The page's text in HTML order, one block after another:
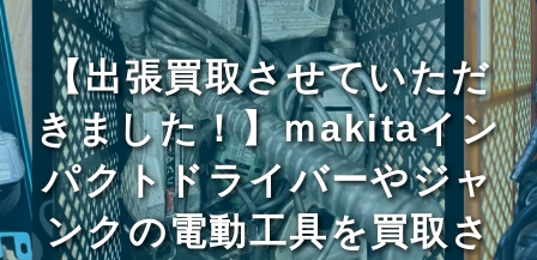
【出張買取させていただ
きました！】ｍakitaイン
パクトドライバーやジャ
ンクの電動工具を買取さ